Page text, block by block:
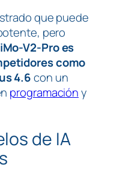
que puede
pero
V2-Pro es
como
4.6con un
programacióny
de IA